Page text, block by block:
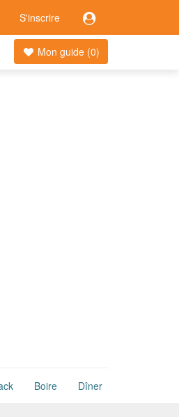
S'inscrire
Mon guide (0)
Boire Dîner